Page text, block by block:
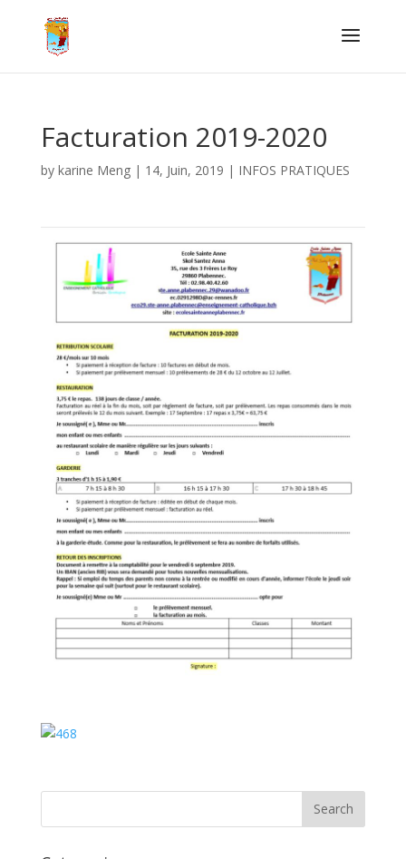
Facturation 2019-2020
by karine Meng| 14, Juin, 2019 | INFOS PRATIQUES